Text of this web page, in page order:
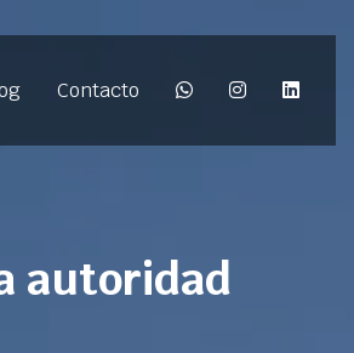
Contacto
autoridad